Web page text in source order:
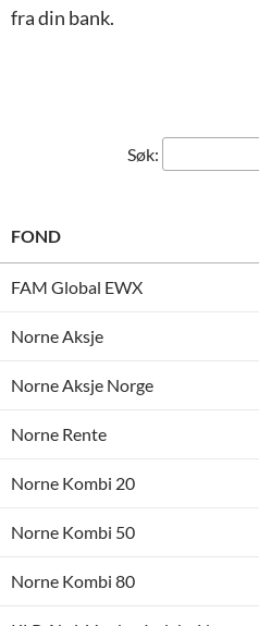
fra din bank.
Søk:
FOND
FAM Global EWX
Norne Aksje
Norne Aksje Norge
Norne Rente
Norne Kombi 20
Norne Kombi 50
Norne Kombi 80